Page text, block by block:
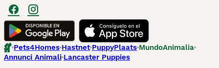
Pets4Homes Hastnet PuppyPlaats MundoAnimalia
Annunci Animali Lancaster Puppies